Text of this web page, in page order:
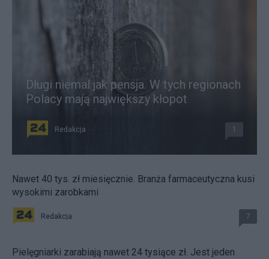
Długi niemal jak pensja. W tych regionach
Polacy mają największy kłopot
Redakcja 1
Nawet 40 tys. zł miesięcznie. Branża farmaceutyczna kusi
wysokimi zarobkami
Redakcja 7
Pielęgniarki zarabiają nawet 24 tysiące zł. Jest jeden